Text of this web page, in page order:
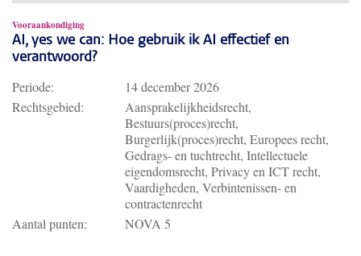
Vooraankondiging
AI, yes we can: Hoe gebruik ik AI effectief en
verantwoord?
Periode:
14 december 2026
Rechtsgebied:
Aansprakelijkheidsrecht,
Bestuurs(proces)recht,
Burgerlijk(proces)recht, Europees recht,
Gedrags- en tuchtrecht, Intellectuele
eigendomsrecht, Privacy en ICT recht,
Vaardigheden, Verbintenissen- en
contractenrecht
Aantal punten:
NOVA 5